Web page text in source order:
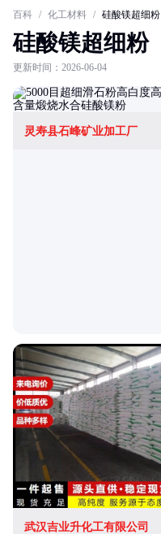
百科 / 化工材料 / 硅酸镁超细粉
硅酸镁超细粉
更新时间：2026-06-04
灵寿县石峰矿业加工厂
武汉吉业升化工有限公司